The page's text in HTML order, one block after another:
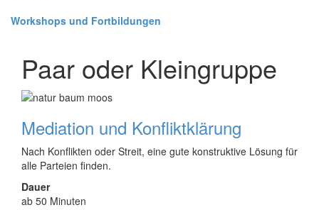
Workshops und Fortbildungen
Paar oder Kleingruppe
Mediation und Konfliktklärung
Nach Konflikten oder Streit, eine gute konstruktive Lösung für
alle Parteien finden.
Dauer
ab 50 Minuten